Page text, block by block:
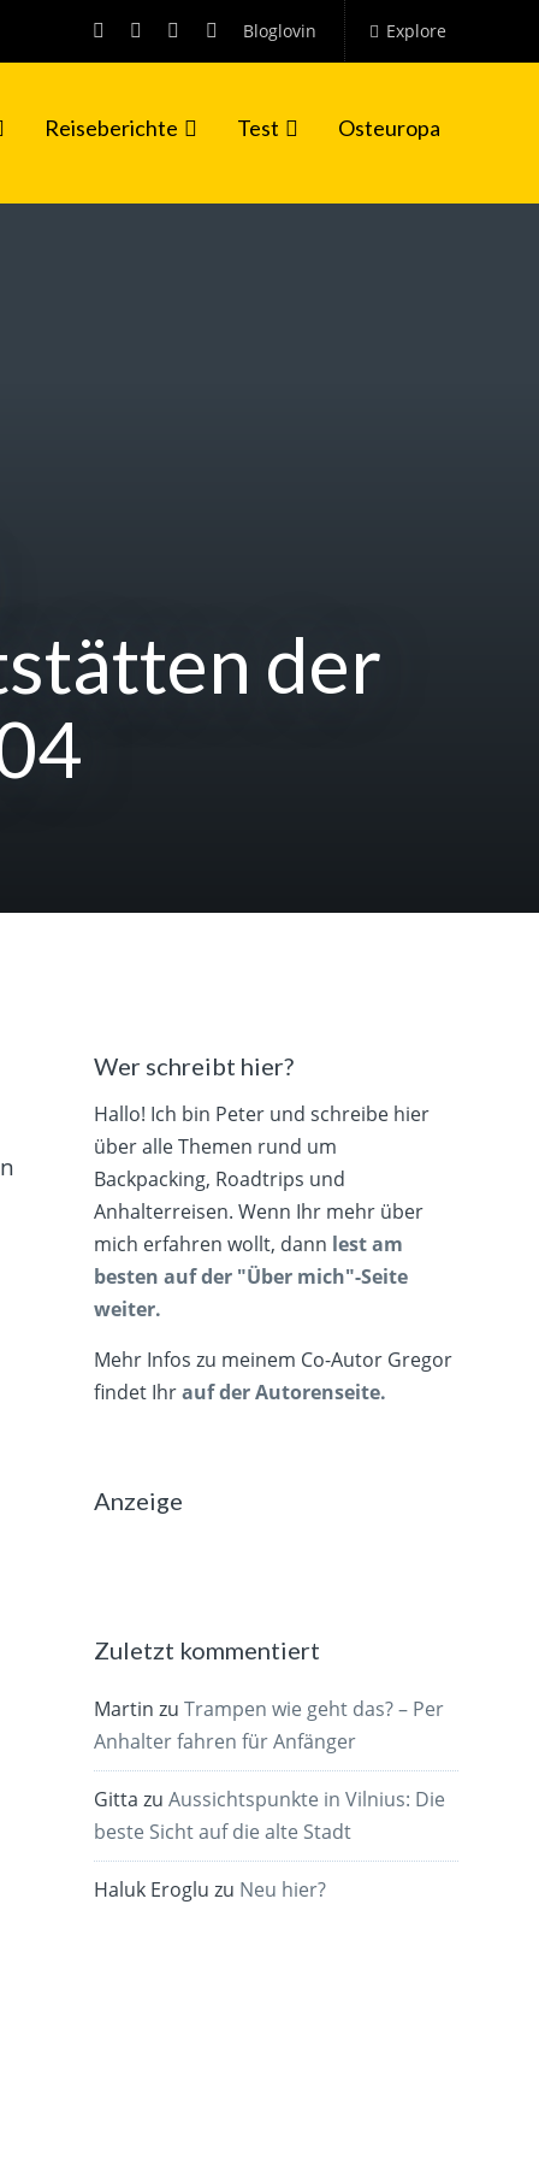
Bloglovin Explore
Reiseberichte Test Osteuropa
der
Wer schreibt hier?
Hallo! Ich bin Peter und schreibe hier
über alle Themen rund um
Backpacking, Roadtrips und
Anhalterreisen. Wenn Ihr mehr über
mich erfahren wollt, dann lest am
besten auf der "Über mich"-Seite
weiter.
Mehr Infos zu meinem Co-Autor Gregor
findet Ihrauf der Autorenseite.
Anzeige
Zuletzt kommentiert
Martin zuTrampen wie geht das? – Per
Anhalter fahren für Anfänger
Gitta zuAussichtspunkte in Vilnius: Die
beste Sicht auf die alte Stadt
Haluk Eroglu zu Neu hier?